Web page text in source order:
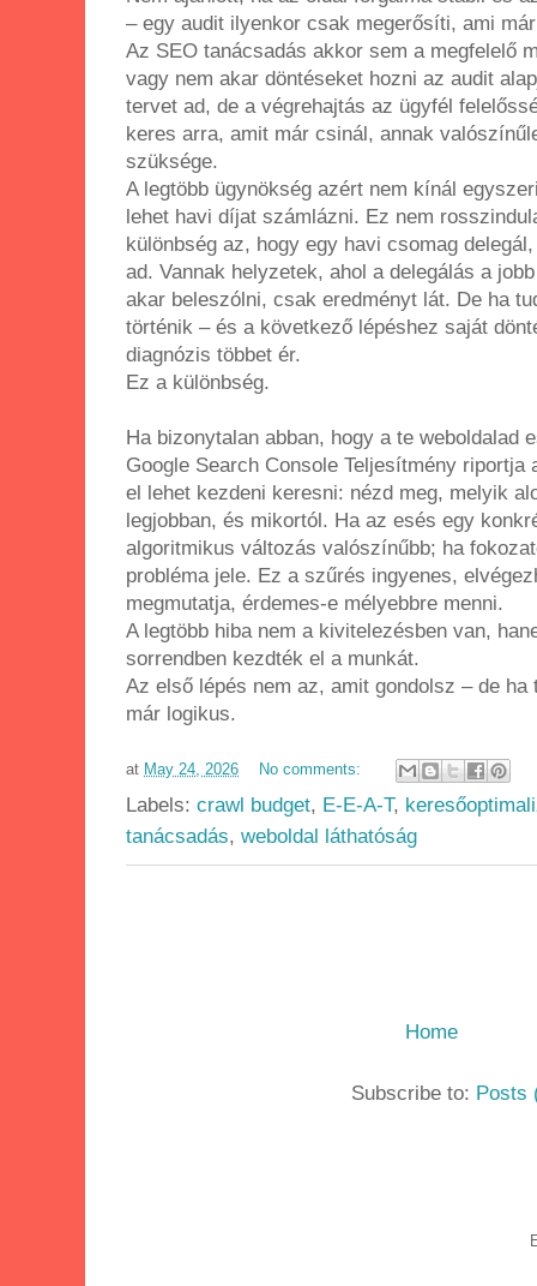
– egy audit ilyenkor csak megerősíti, ami
Az SEO tanácsadás akkor sem a megfelelő
vagy nem akar döntéseket hozni az audit
tervet ad, de a végrehajtás az ügyfél
keres arra, amit már csinál, annak
szüksége.
A legtöbb ügynökség azért nem kínál
lehet havi díjat számlázni. Ez nem
különbség az, hogy egy havi csomag
ad. Vannak helyzetek, ahol a delegálás a
akar beleszólni, csak eredményt lát. De ha
történik – és a következő lépéshez saját
diagnózis többet ér.
Ez a különbség.
Ha bizonytalan abban, hogy a te weboldalad
Google Search Console Teljesítmény
el lehet kezdeni keresni: nézd meg, melyik
legjobban, és mikortól. Ha az esés egy
algoritmikus változás valószínűbb; ha
probléma jele. Ez a szűrés ingyenes,
megmutatja, érdemes-e mélyebbre menni.
A legtöbb hiba nem a kivitelezésben van,
sorrendben kezdték el a munkát.
Az első lépés nem az, amit gondolsz – de
már logikus.
at May 24, 2026 No comments:
Labels: crawl budget, E-E-A-T,
tanácsadás, weboldal láthatóság
Home
Subscribe to: Posts